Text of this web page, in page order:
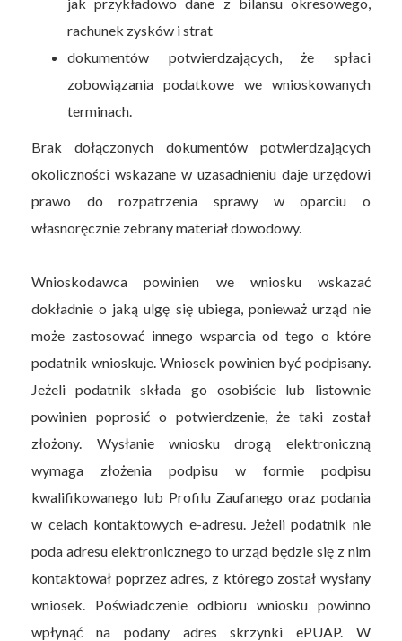
rachunek zysków i strat
dokumentów potwierdzających, że spłaci
zobowiązania podatkowe we wnioskowanych
terminach.
Brak dołączonych dokumentów potwierdzających
okoliczności wskazane w uzasadnieniu daje urzędowi
prawo do rozpatrzenia sprawy w oparciu o
własnoręcznie zebrany materiał dowodowy.
Wnioskodawca powinien we wniosku wskazać
dokładnie o jaką ulgę się ubiega, ponieważ urząd nie
może zastosować innego wsparcia od tego o które
podatnik wnioskuje. Wniosek powinien być podpisany.
Jeżeli podatnik składa go osobiście lub listownie
powinien poprosić o potwierdzenie, że taki został
złożony. Wysłanie wniosku drogą elektroniczną
wymaga złożenia podpisu w formie podpisu
kwalifikowanego lub Profilu Zaufanego oraz podania
w celach kontaktowych e-adresu. Jeżeli podatnik nie
poda adresu elektronicznego to urząd będzie się z nim
kontaktował poprzez adres, z którego został wysłany
wniosek. Poświadczenie odbioru wniosku powinno
wpłynąć na podany adres skrzynki ePUAP. W